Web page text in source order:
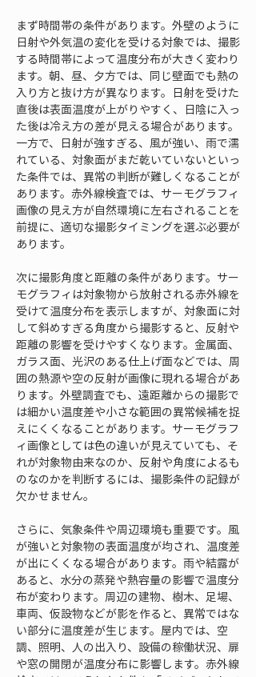
まず時間帯の条件があります。外壁のように
日射や外気温の変化を受ける対象では、撮影
する時間帯によって温度分布が大きく変わり
ます。朝、昼、夕方では、同じ壁面でも熱の
入り方と抜け方が異なります。日射を受けた
直後は表面温度が上がりやすく、日陰に入っ
た後は冷え方の差が見える場合があります。
一方で、日射が強すぎる、風が強い、雨で濡
れている、対象面がまだ乾いていないといっ
た条件では、異常の判断が難しくなることが
あります。赤外線検査では、サーモグラフィ
画像の見え方が自然環境に左右されることを
前提に、適切な撮影タイミングを選ぶ必要が
あります。
次に撮影角度と距離の条件があります。サー
モグラフィは対象物から放射される赤外線を
受けて温度分布を表示しますが、対象面に対
して斜めすぎる角度から撮影すると、反射や
距離の影響を受けやすくなります。金属面、
ガラス面、光沢のある仕上げ面などでは、周
囲の熱源や空の反射が画像に現れる場合があ
ります。外壁調査でも、遠距離からの撮影で
は細かい温度差や小さな範囲の異常候補を捉
えにくくなることがあります。サーモグラフ
ィ画像としては色の違いが見えていても、そ
れが対象物由来なのか、反射や角度によるも
のなのかを判断するには、撮影条件の記録が
欠かせません。
さらに、気象条件や周辺環境も重要です。風
が強いと対象物の表面温度が均され、温度差
が出にくくなる場合があります。雨や結露が
あると、水分の蒸発や熱容量の影響で温度分
布が変わります。周辺の建物、樹木、足場、
車両、仮設物などが影を作ると、異常ではな
い部分に温度差が生じます。屋内では、空
調、照明、人の出入り、設備の稼働状況、扉
や窓の開閉が温度分布に影響します。赤外線